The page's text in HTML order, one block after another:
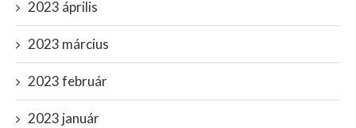
2023 április
2023 március
2023 február
2023 január